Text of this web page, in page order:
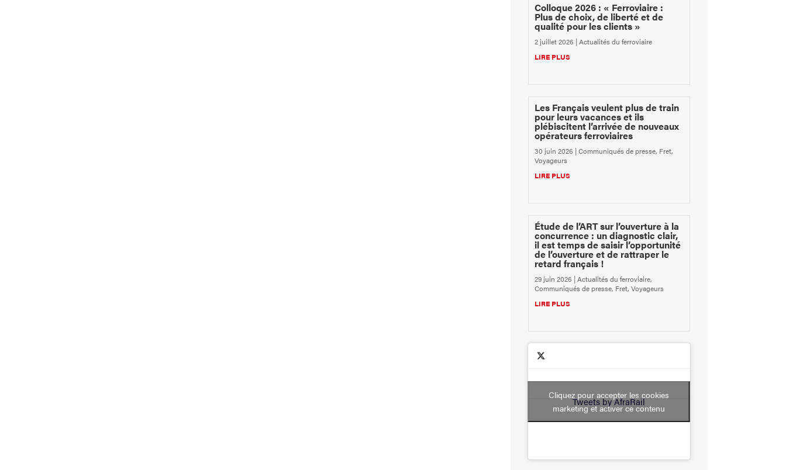
Colloque 2026 : « Ferroviaire :
Plus de choix, de liberté et de
qualité pour les clients »
2 juillet 2026 |Actualités du ferroviaire
LIRE PLUS
Les Français veulent plus de train
pour leurs vacances et ils
plébiscitent l’arrivée de nouveaux
opérateurs ferroviaires
30 juin 2026 |Communiqués de presse, Fret,
Voyageurs
LIRE PLUS
Étude de l’ART sur l’ouverture à la
concurrence : un diagnostic clair,
il est temps de saisir l’opportunité
de l’ouverture et de rattraper le
retard français !
29 juin 2026 |Actualités du ferroviaire,
Communiqués de presse, Fret, Voyageurs
LIRE PLUS
Tweets by AfraRail
Cliquez pour accepter les cookies
marketing et activer ce contenu